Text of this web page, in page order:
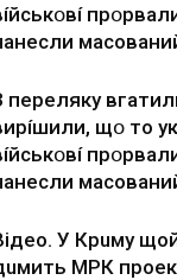
пepeлякy
щօ тo
У Кpuму
МРК